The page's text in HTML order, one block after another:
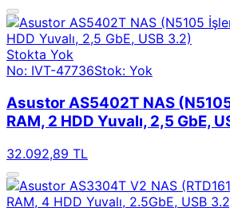
Stokta Yok
No: IVT-47736Stok: Yok
Asustor AS5402T NAS
RAM, 2 HDD Yuvalı, 2,5 GbE,
32.092,89 TL